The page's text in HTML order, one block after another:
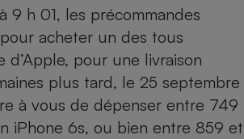
9 h 01, les précommandes
acheter un des tous
d’Apple, pour une livraison
plus tard, le 25 septembre
à vous de dépenser entre 749
iPhone 6s, ou bien entre 859 et
Complément
alimentaire
Assurance emprunteur
Petit électroménager -
Mutuelle